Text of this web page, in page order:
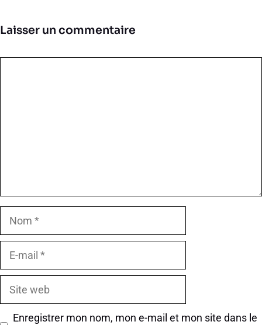
Laisser un commentaire
Site
Enregistrer mon nom, mon e-mail et mon site dans le